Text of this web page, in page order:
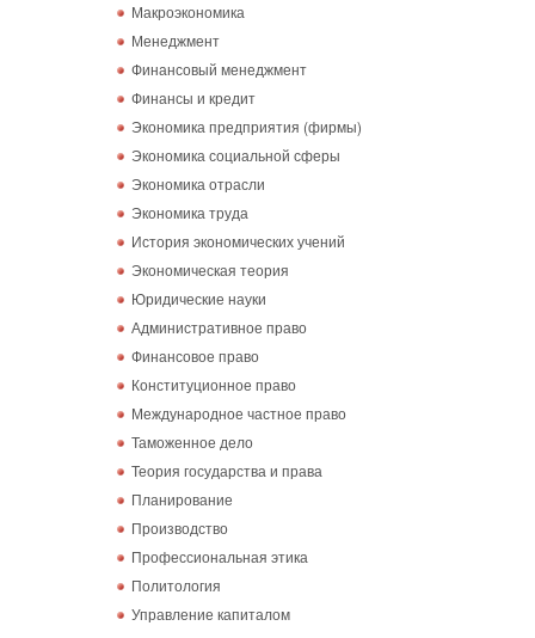
Макроэкономика
Менеджмент
Финансовый менеджмент
Финансы и кредит
Экономика предприятия (фирмы)
Экономика социальной сферы
Экономика отрасли
Экономика труда
История экономических учений
Экономическая теория
Юридические науки
Административное право
Финансовое право
Конституционное право
Международное частное право
Таможенное дело
Теория государства и права
Планирование
Производство
Профессиональная этика
Политология
Управление капиталом